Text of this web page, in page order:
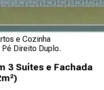
e Cozinha
Direito Duplo.
3 Suítes e Fachada
)